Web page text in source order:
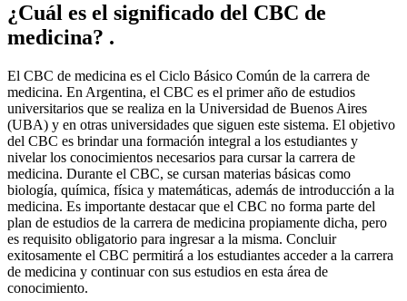
¿Cuál es el significado del CBC de
medicina? .
El CBC de medicina es el Ciclo Básico Común de la carrera de
medicina. En Argentina, el CBC es el primer año de estudios
universitarios que se realiza en la Universidad de Buenos Aires
(UBA) y en otras universidades que siguen este sistema. El objetivo
del CBC es brindar una formación integral a los estudiantes y
nivelar los conocimientos necesarios para cursar la carrera de
medicina. Durante el CBC, se cursan materias básicas como
biología, química, física y matemáticas, además de introducción a la
medicina. Es importante destacar que el CBC no forma parte del
plan de estudios de la carrera de medicina propiamente dicha, pero
es requisito obligatorio para ingresar a la misma. Concluir
exitosamente el CBC permitirá a los estudiantes acceder a la carrera
de medicina y continuar con sus estudios en esta área de
conocimiento.